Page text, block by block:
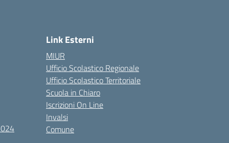
Link Esterni
MIUR
Ufficio Scolastico Regionale
Ufficio Scolastico Territoriale
Scuola in Chiaro
Iscrizioni On Line
Invalsi
Comune